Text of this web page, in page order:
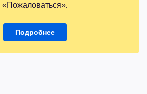
«Пожаловаться».
Подробнее